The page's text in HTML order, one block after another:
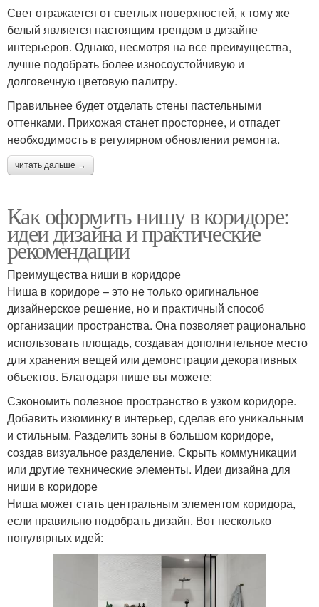
Свет отражается от светлых поверхностей, к тому же
белый является настоящим трендом в дизайне
интерьеров. Однако, несмотря на все преимущества,
лучше подобрать более износоустойчивую и
долговечную цветовую палитру.
Правильнее будет отделать стены пастельными
оттенками. Прихожая станет просторнее, и отпадет
необходимость в регулярном обновлении ремонта.
читать дальше →
Как оформить нишу в коридоре:
идеи дизайна и практические
рекомендации
Преимущества ниши в коридоре
Ниша в коридоре – это не только оригинальное
дизайнерское решение, но и практичный способ
организации пространства. Она позволяет рационально
использовать площадь, создавая дополнительное место
для хранения вещей или демонстрации декоративных
объектов. Благодаря нише вы можете:
Сэкономить полезное пространство в узком коридоре.
Добавить изюминку в интерьер, сделав его уникальным
и стильным. Разделить зоны в большом коридоре,
создав визуальное разделение. Скрыть коммуникации
или другие технические элементы. Идеи дизайна для
ниши в коридоре
Ниша может стать центральным элементом коридора,
если правильно подобрать дизайн. Вот несколько
популярных идей: